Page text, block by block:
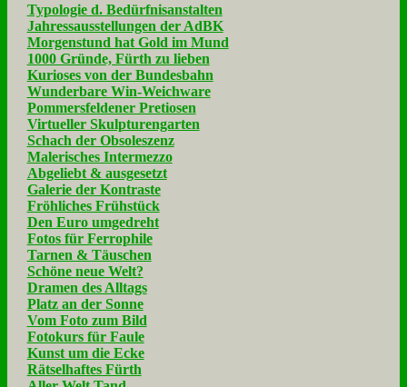
Typologie d. Bedürfnisanstalten
Jahressausstellungen der AdBK
Morgenstund hat Gold im Mund
1000 Gründe, Fürth zu lieben
Kurioses von der Bundesbahn
Wunderbare Win-Weichware
Pommersfeldener Pretiosen
Virtueller Skulpturengarten
Schach der Obsoleszenz
Malerisches Intermezzo
Abgeliebt & ausgesetzt
Galerie der Kontraste
Fröhliches Frühstück
Den Euro umgedreht
Fotos für Ferrophile
Tarnen & Täuschen
Schöne neue Welt?
Dramen des Alltags
Platz an der Sonne
Vom Foto zum Bild
Fotokurs für Faule
Kunst um die Ecke
Rätselhaftes Fürth